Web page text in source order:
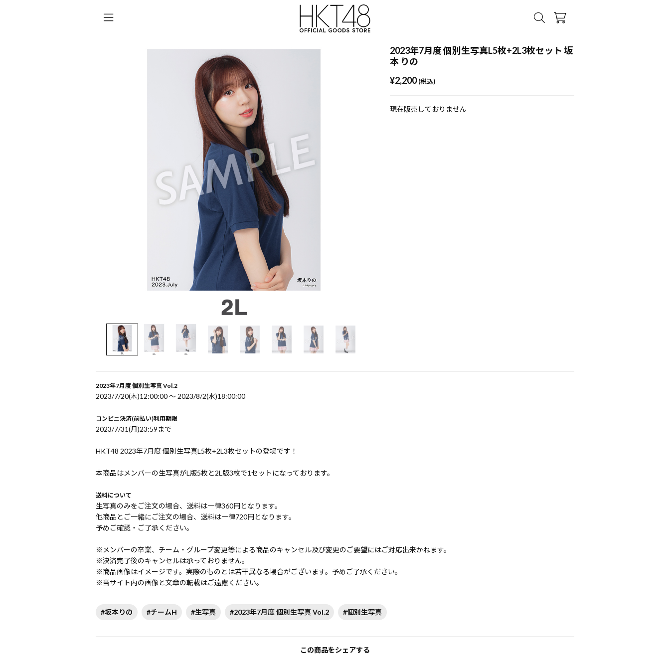
2023年7月度 個別生写真L5枚+2L3枚セット 坂
本 りの
¥2,200 (税込)
現在販売しておりません
2023年7月度 個別生写真 Vol.2
2023/7/20(木)12:00:00 〜 2023/8/2(水)18:00:00
コンビニ決済(前払い)利用期限
2023/7/31(月)23:59まで
HKT48 2023年7月度 個別生写真L5枚+2L3枚セットの登場です！
本商品はメンバーの生写真がL版5枚と2L版3枚で1セットになっております。
送料について
生写真のみをご注文の場合、送料は一律360円となります。
他商品とご一緒にご注文の場合、送料は一律720円となります。
予めご確認・ご了承ください。
※メンバーの卒業、チーム・グループ変更等による商品のキャンセル及び変更のご要望にはご対応出来かねます。
※決済完了後のキャンセルは承っておりません。
※商品画像はイメージです。実際のものとは若干異なる場合がございます。予めご了承ください。
※当サイト内の画像と文章の転載はご遠慮ください。
#坂本りの #チームH #生写真 #2023年7月度 個別生写真 Vol.2 #個別生写真
この商品をシェアする